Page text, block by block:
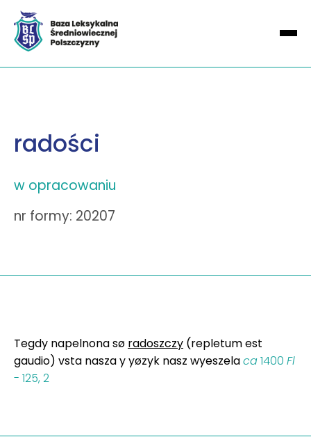
radości
w opracowaniu
nr formy: 20207
Tegdy napelnona sø radoszczy (repletum est
gaudio) vsta nasza y yøzyk nasz wyeszelaca1400 Fl
- 125, 2